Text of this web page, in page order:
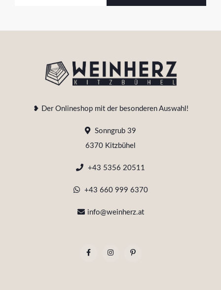
❥ Der Onlineshop mit der besonderen Auswahl!
Sonngrub 39
6370 Kitzbühel
+43 5356 20511
+43 660 999 6370
info@weinherz.at